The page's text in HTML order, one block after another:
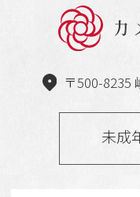
〒500-8235
未成